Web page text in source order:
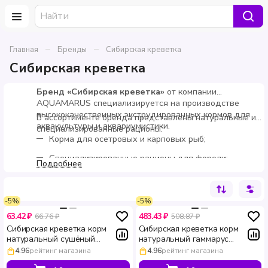
Главная – Бренды – Сибирская креветка
Сибирская креветка
Бренд «Сибирская креветка» от компании
AQUAMARUS специализируется на производстве
высококачественных экструдированных кормов для
аквакультуры и аквариумистики.
В ассортименте бренда представлены натуральные и
специализированные рационы:
Корма для осетровых и карповых рыб;
Специализированные рационы для форели;
Линейка для аквариумистики;
Натуральный корм — сушеный гаммарус.
Подробнее
-5%
63.42 ₽ 66.76 ₽
Сибирская креветка корм
натуральный сушёный
гаммарус для декоративных
рыб и водных черепах 10 г
4.96рейтинг магазина
-5%
483.43 ₽ 508.87 ₽
Сибирская креветка корм
натуральный гаммарус
сушёный для водных черепах и
декоративных рыб 100 г 1 л
4.96рейтинг магазина